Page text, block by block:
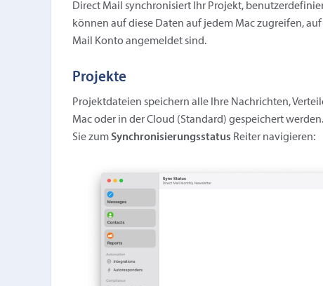
Direct Mail synchronisiert Ihr Projekt,
können auf diese Daten auf jedem Mac zugreifen,
Mail Konto angemeldet sind.
Projekte
Projektdateien speichern alle Ihre Nachrichten,
Mac oder in der Cloud (Standard) gespeichert
Sie zum Synchronisierungsstatus Reiter navigieren: